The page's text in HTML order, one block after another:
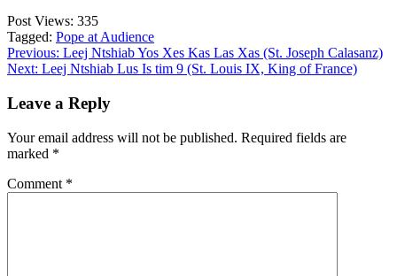
Post Views: 335
Tagged: Pope at Audience
Post
navigation
Previous: Leej Ntshiab Yos Xes Kas Las Xas (St. Joseph Calasanz)
Next: Leej Ntshiab Lus Is tim 9 (St. Louis IX, King of France)
Leave a Reply
Your email address will not be published. Required fields are
marked *
Comment *